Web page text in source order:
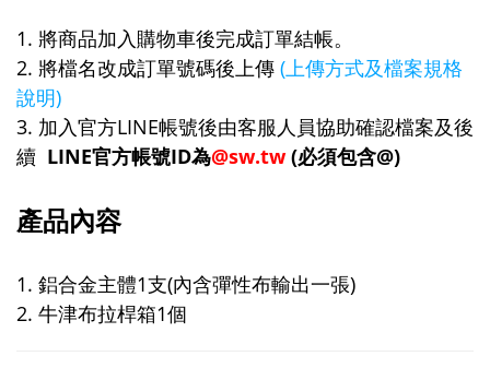
1. 將商品加入購物車後完成訂單結帳。
2. 將檔名改成訂單號碼後上傳 (上傳方式及檔案規格
說明)
3. 加入官方LINE帳號後由客服人員協助確認檔案及後
續 LINE官方帳號ID為@sw.tw(必須包含@)
產品內容
1. 鋁合金主體1支(內含彈性布輸出一張)
2. 牛津布拉桿箱1個